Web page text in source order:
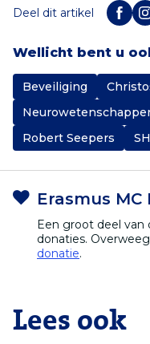
Deel dit artikel
Wellicht bent u
Beveiliging
Robert Seepers
Erasmus
Een groot deel van
donaties.
donatie.
Lees ook